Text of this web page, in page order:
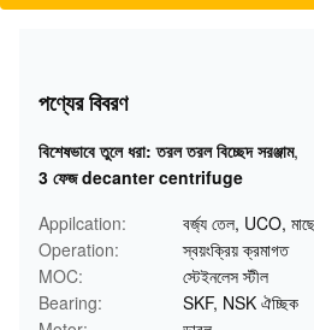
পণ্যের বিবরণ
বিশেষভাবে তুলে ধরা: তরল তরল বিচ্ছেদ সরঞ্জাম,
3 ফেজ decanter centrifuge
Appilcation:
বর্জ্য তেল, UCO,
Operation:
স্বয়ংক্রিয় ক্রমাগত
MOC:
স্টেইনলেস স্টীল
Bearing:
SKF, NSK ঐচ্ছিক